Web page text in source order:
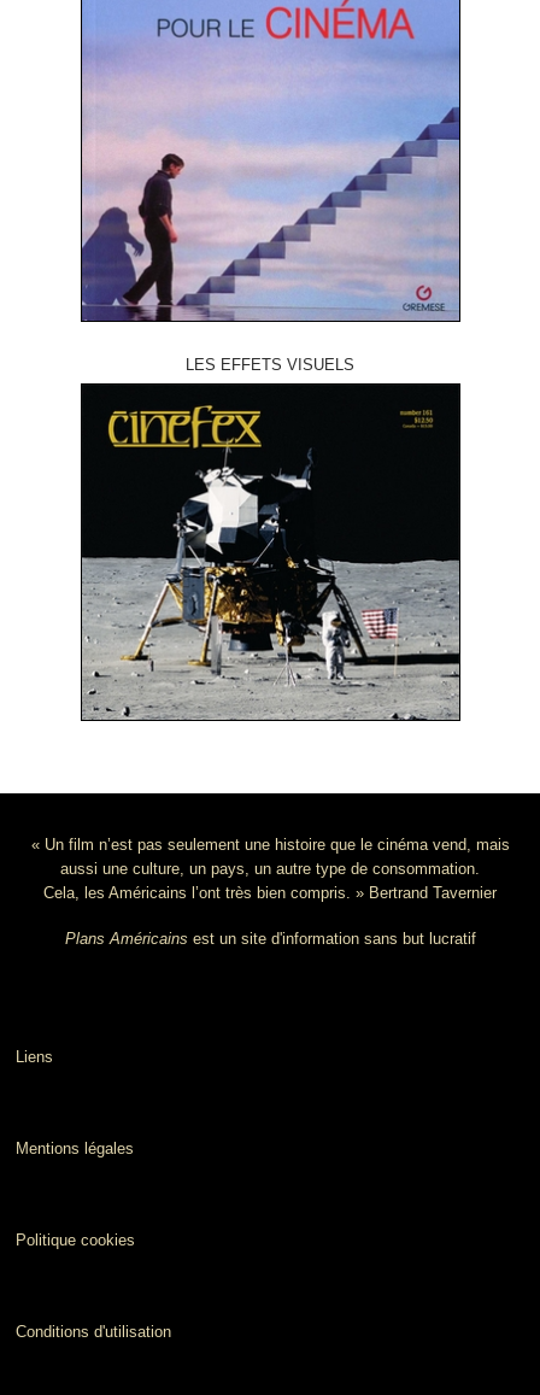
LES EFFETS VISUELS
« Un film n’est pas seulement une histoire que le cinéma vend, mais
aussi une culture, un pays, un autre type de consommation.
Cela, les Américains l’ont très bien compris. » Bertrand Tavernier
Plans Américains est un site d'information sans but lucratif
Liens
Mentions légales
Politique cookies
Conditions d'utilisation